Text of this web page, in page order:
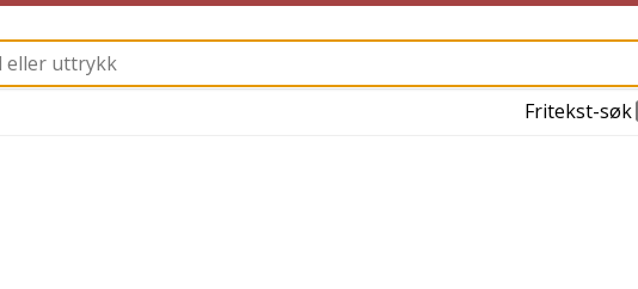
Fritekst-søk